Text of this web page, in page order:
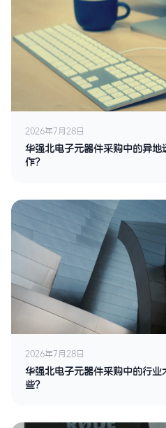
2026年7月28日
华强北电子元器件采购中的异
作？
2026年7月28日
华强北电子元器件采购中的行
些？